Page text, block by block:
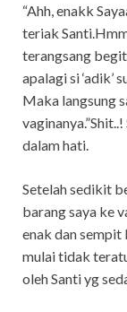
“Ahh, enakk
teriak
terangsang
apalagi si ‘adik’
Maka langsung
dalam hati.
Setelah sedikit
barang saya ke
enak dan sempit
mulai tidak
oleh Santi yg